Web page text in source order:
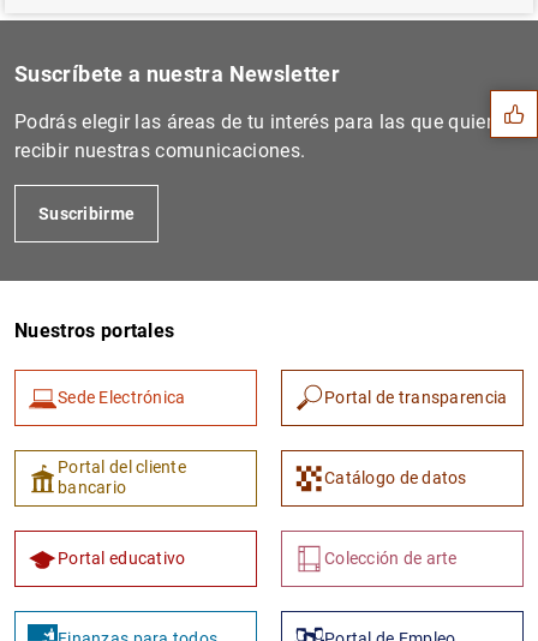
Sugerencias
1 2
Suscríbete a nuestra Newsletter
Podrás elegir las áreas de tu interés para las que quieres
recibir nuestras comunicaciones.
Suscribirme
Nuestros portales
Sede Electrónica Portal de transparencia
Portal del cliente
bancario
Catálogo de datos
Portal educativo Colección de arte